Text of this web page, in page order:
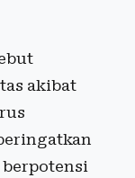
akibat
berpotensi